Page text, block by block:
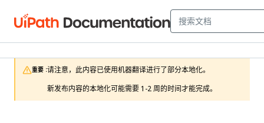
重要 :请注意，此内容已使用机器翻译进行了部分本地化。
新发布内容的本地化可能需要 1-2 周的时间才能完成。